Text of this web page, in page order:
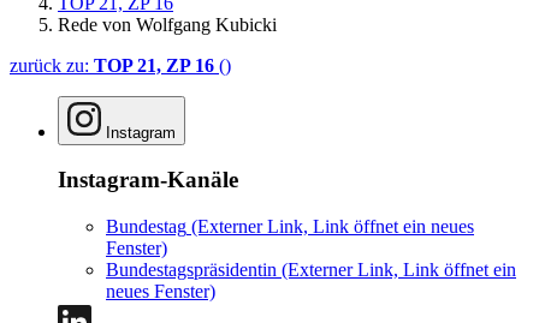
Rede von Wolfgang Kubicki
zurück zu: TOP 21, ZP 16 ()
Instagram
Instagram-Kanäle
Bundestag (Externer Link, Link öffnet ein neues
Fenster)
Bundestagspräsidentin (Externer Link, Link öffnet ein
neues Fenster)